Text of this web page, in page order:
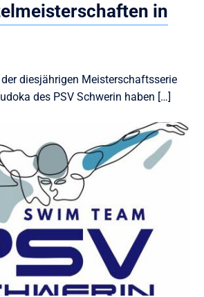
in
diesjährigen Meisterschaftsserie
des PSV Schwerin haben […]